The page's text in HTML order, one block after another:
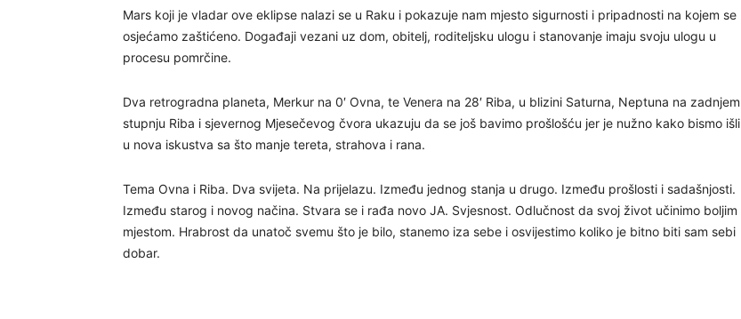
Mars koji je vladar ove eklipse nalazi se u Raku i pokazuje nam mjesto sigurnosti i pripadnosti na kojem se
osjećamo zaštićeno. Događaji vezani uz dom, obitelj, roditeljsku ulogu i stanovanje imaju svoju ulogu u
procesu pomrčine.
Dva retrogradna planeta, Merkur na 0′ Ovna, te Venera na 28′ Riba, u blizini Saturna, Neptuna na zadnjem
stupnju Riba i sjevernog Mjesečevog čvora ukazuju da se još bavimo prošlošću jer je nužno kako bismo išli
u nova iskustva sa što manje tereta, strahova i rana.
Tema Ovna i Riba. Dva svijeta. Na prijelazu. Između jednog stanja u drugo. Između prošlosti i sadašnjosti.
Između starog i novog načina. Stvara se i rađa novo JA. Svjesnost. Odlučnost da svoj život učinimo boljim
mjestom. Hrabrost da unatoč svemu što je bilo, stanemo iza sebe i osvijestimo koliko je bitno biti sam sebi
dobar.